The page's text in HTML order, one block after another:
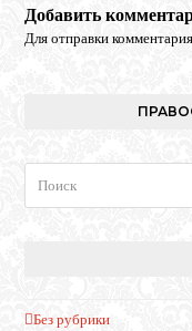
Добавить
Для отправки
Без рубрики